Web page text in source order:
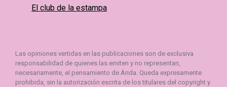
El club de la estampa
Las opiniones vertidas en las publicaciones son de exclusiva
responsabilidad de quienes las emiten y no representan,
necesariamente, el pensamiento de Árida. Queda expresamente
prohibida, sin la autorización escrita de los titulares del copyright y